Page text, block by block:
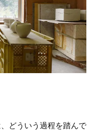
どういう過程を踏んで